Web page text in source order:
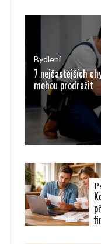
:
Bydlení
7 nejčastějších
mohou prodražit